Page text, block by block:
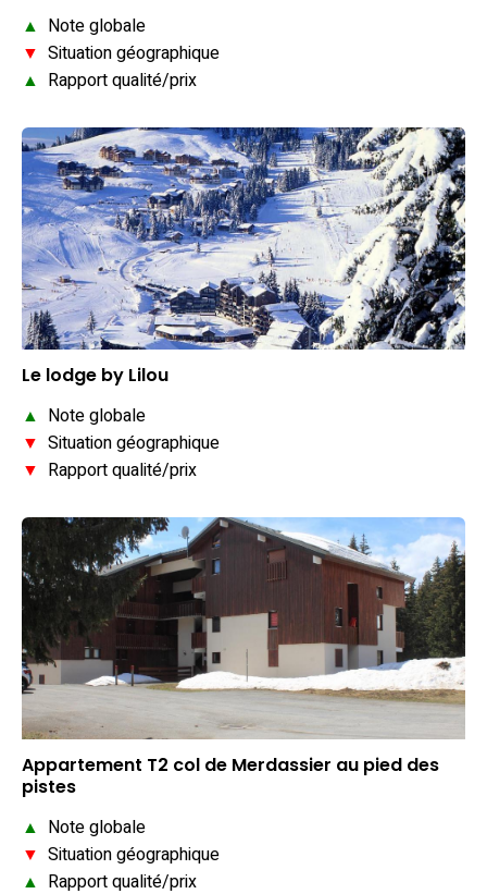
▲ Note globale
▼ Situation géographique
▲ Rapport qualité/prix
Le lodge by Lilou
▲ Note globale
▼ Situation géographique
▼ Rapport qualité/prix
Appartement T2 col de Merdassier au pied des
pistes
▲ Note globale
▼ Situation géographique
▲ Rapport qualité/prix